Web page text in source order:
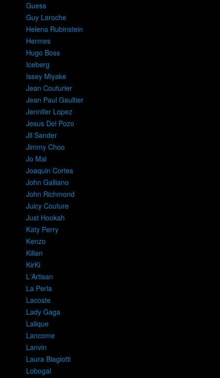
Guess
Guy Laroche
Helena Rubinstein
Hermes
Hugo Boss
Iceberg
Issey Miyake
Jean Couturier
Jean Paul Gaultier
Jennifer Lopez
Jesus Del Pozo
Jil Sander
Jimmy Choo
Jo Mal
Joaquin Cortes
John Galliano
John Richmond
Juicy Couture
Just Hookah
Katy Perry
Kenzo
Kilian
KirKi
L'Artisan
La Perla
Lacoste
Lady Gaga
Lalique
Lancome
Lanvin
Laura Biagiotti
Lobogal